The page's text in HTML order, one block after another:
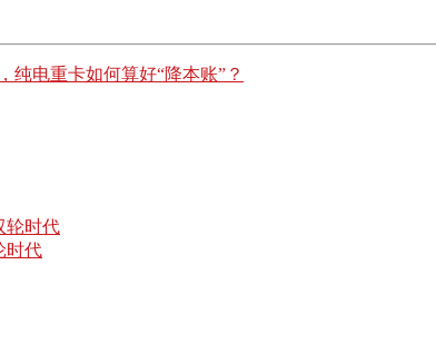
纯电重卡如何算好“降本账”？
时代